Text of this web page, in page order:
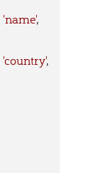
'name',
'country',